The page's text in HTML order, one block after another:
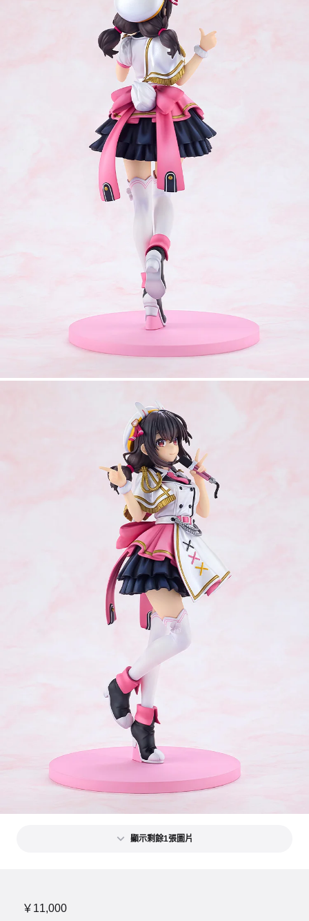
顯示剩餘1張圖片
￥11,000